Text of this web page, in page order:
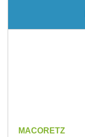
MACORETZ